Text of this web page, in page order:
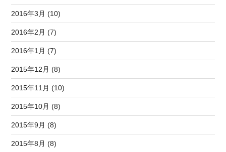
2016年3月 (10)
2016年2月 (7)
2016年1月 (7)
2015年12月 (8)
2015年11月 (10)
2015年10月 (8)
2015年9月 (8)
2015年8月 (8)